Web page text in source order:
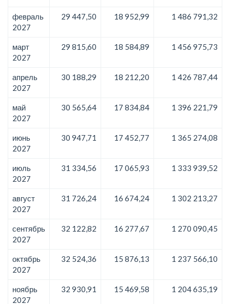
февраль
2027
29 447,50 18 952,99 1 486 791,32
март
2027
29 815,60 18 584,89 1 456 975,73
апрель
2027
30 188,29 18 212,20 1 426 787,44
май
2027
30 565,64 17 834,84 1 396 221,79
июнь
2027
30 947,71 17 452,77 1 365 274,08
июль
2027
31 334,56 17 065,93 1 333 939,52
август
2027
31 726,24 16 674,24 1 302 213,27
сентябрь
2027
32 122,82 16 277,67 1 270 090,45
октябрь
2027
32 524,36 15 876,13 1 237 566,10
ноябрь
2027
32 930,91 15 469,58 1 204 635,19